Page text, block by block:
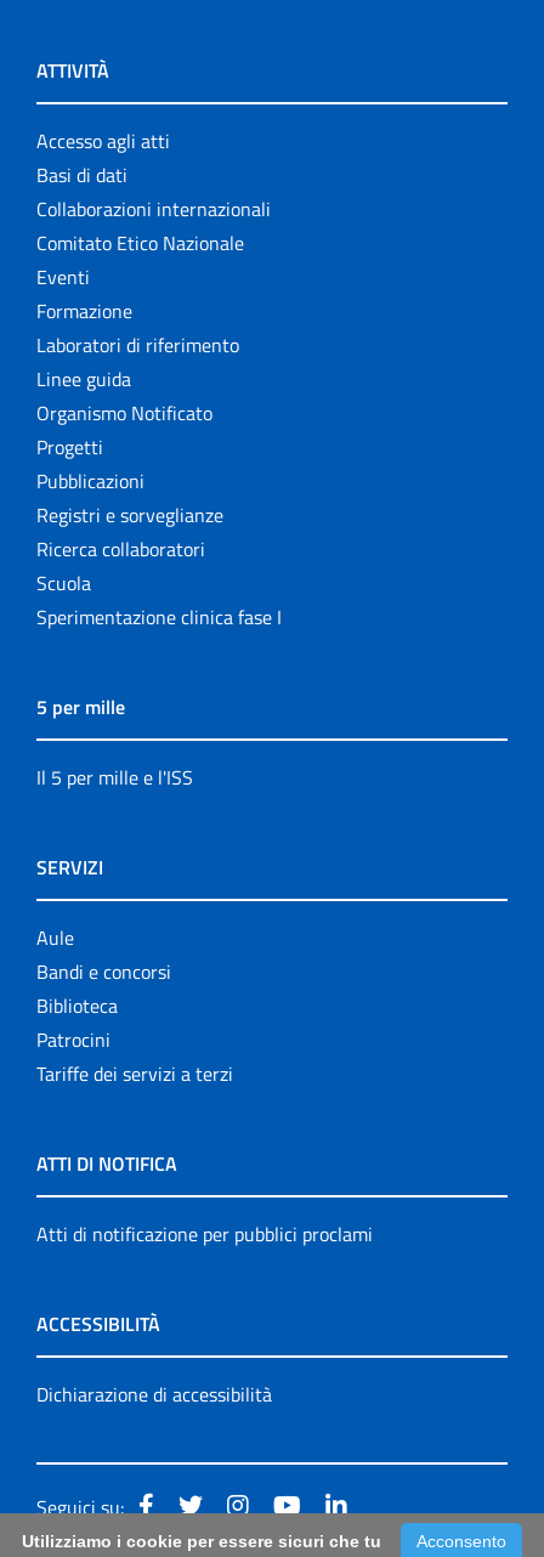
ATTIVITÀ
Accesso agli atti
Basi di dati
Collaborazioni internazionali
Comitato Etico Nazionale
Eventi
Formazione
Laboratori di riferimento
Linee guida
Organismo Notificato
Progetti
Pubblicazioni
Registri e sorveglianze
Ricerca collaboratori
Scuola
Sperimentazione clinica fase I
5 per mille
Il 5 per mille e l'ISS
SERVIZI
Aule
Bandi e concorsi
Biblioteca
Patrocini
Tariffe dei servizi a terzi
ATTI DI NOTIFICA
Atti di notificazione per pubblici proclami
ACCESSIBILITÀ
Dichiarazione di accessibilità
Seguici su:
Acconsento
Utilizziamo i cookie per essere sicuri che tu